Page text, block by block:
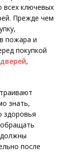
всех ключевых
Прежде чем
пожара и
покупкой
,
знать,
здоровья
обращать
после